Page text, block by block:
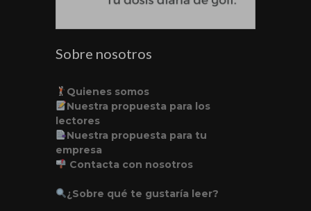
Sobre nosotros
Quienes somos
Nuestra propuesta para los
lectores
Nuestra propuesta para tu
empresa
Contacta con nosotros
¿Sobre qué te gustaría leer?